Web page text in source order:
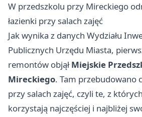
W przedszkolu przy Mireckiego
łazienki przy salach zajęć
Jak wynika z danych Wydziału
Publicznych Urzędu Miasta,
remontów objąłMiejskie
Mireckiego. Tam przebudowano
przy salach zajęć, czyli te, z
korzystają najczęściej i najbliżej